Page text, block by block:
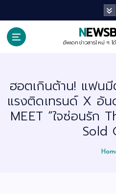
i
อัพเดทข่าวสารใหม่ ๆ
ฮอตเกินต้าน! แฟน
แรงติดเทรนด์ X อัน
MEET “ใจซ่อนรัก
Sold